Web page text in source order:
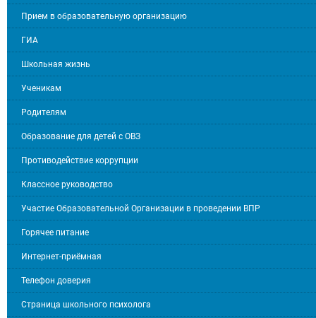
Прием в образовательную организацию
ГИА
Школьная жизнь
Ученикам
Родителям
Образование для детей с ОВЗ
Противодействие коррупции
Классное руководство
Участие Образовательной Организации в проведении ВПР
Горячее питание
Интернет-приёмная
Телефон доверия
Страница школьного психолога